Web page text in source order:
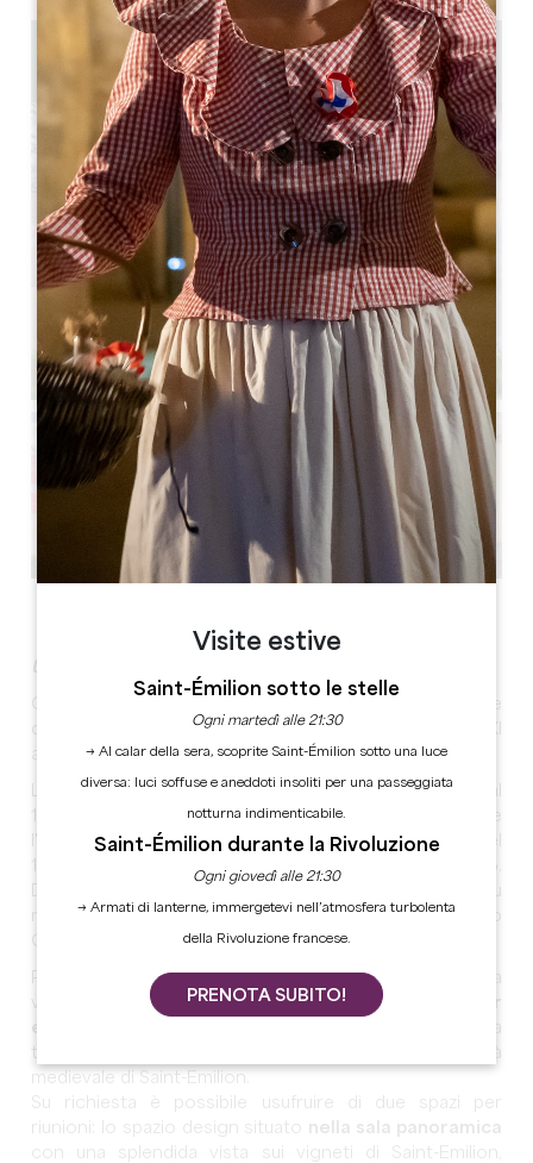
Un seminario nel cuore di un sito storico.
Questo castello si trova sulla strada originale che
collegava Saint-Émilion a Coutras, utilizzata da Luigi XI
alla fine della Guerra dei Cento Anni.
Le prime tracce dell'esistenza del castello risalgono al
1811. All'epoca esisteva solo una parte degli edifici e
l'emblematica torre dello Château fu costruita solo nel
1845. L'attuale proprietà è stata completata nel 1925.
Durante la Seconda Guerra Mondiale, la proprietà fu
requisita dai tedeschi, che occuparono parte dello
Château.
Per i vostri eventi privati o professionali, questa tenuta
vinicola di 5 ettari vi accoglie nelcuore di un terroir
eccezionale
. Combinando tradizione e modernità, la
tenuta è un sito unico, situato a pochi minuti dalla città
medievale di Saint-Emilion.
Su richiesta è possibile usufruire di due spazi per
riunioni: lo spazio design situato nella sala panoramica
con una splendida vista sui vigneti di Saint-Emilion,
1.4 km
Visite estive
Saint-Émilion sotto le stelle
Ogni martedì alle 21:30
→ Al calar della sera, scoprite Saint-Émilion sotto una luce
diversa: luci soffuse e aneddoti insoliti per una passeggiata
notturna indimenticabile.
Saint-Émilion durante la Rivoluzione
Ogni giovedì alle 21:30
→ Armati di lanterne, immergetevi nell’atmosfera turbolenta
della Rivoluzione francese.
PRENOTA SUBITO!